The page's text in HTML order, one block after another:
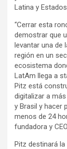
Latina y
“Cerrar esta
demostrar que
levantar una de
región en un
ecosistema
LatAm llega a
Pitz está
digitalizar a
y Brasil y hacer
menos de 24
fundadora y
Pitz destinará